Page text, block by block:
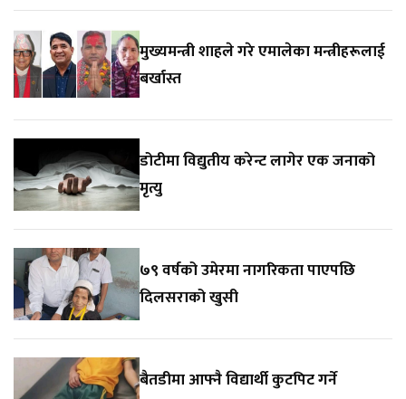
मुख्यमन्त्री शाहले गरे एमालेका मन्त्रीहरूलाई
बर्खास्त
डोटीमा विद्युतीय करेन्ट लागेर एक जनाको
मृत्यु
७९ वर्षको उमेरमा नागरिकता पाएपछि
दिलसराको खुसी
बैतडीमा आफ्नै विद्यार्थी कुटपिट गर्ने